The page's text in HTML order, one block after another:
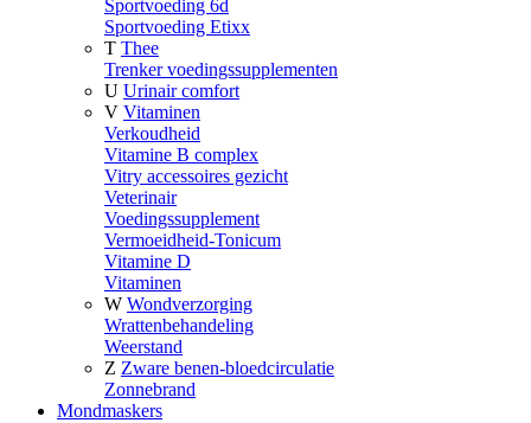
Sportvoeding 6d
Sportvoeding Etixx
T Thee
Trenker voedingssupplementen
U Urinair comfort
V Vitaminen
Verkoudheid
Vitamine B complex
Vitry accessoires gezicht
Veterinair
Voedingssupplement
Vermoeidheid-Tonicum
Vitamine D
Vitaminen
W Wondverzorging
Wrattenbehandeling
Weerstand
Z Zware benen-bloedcirculatie
Zonnebrand
Mondmaskers